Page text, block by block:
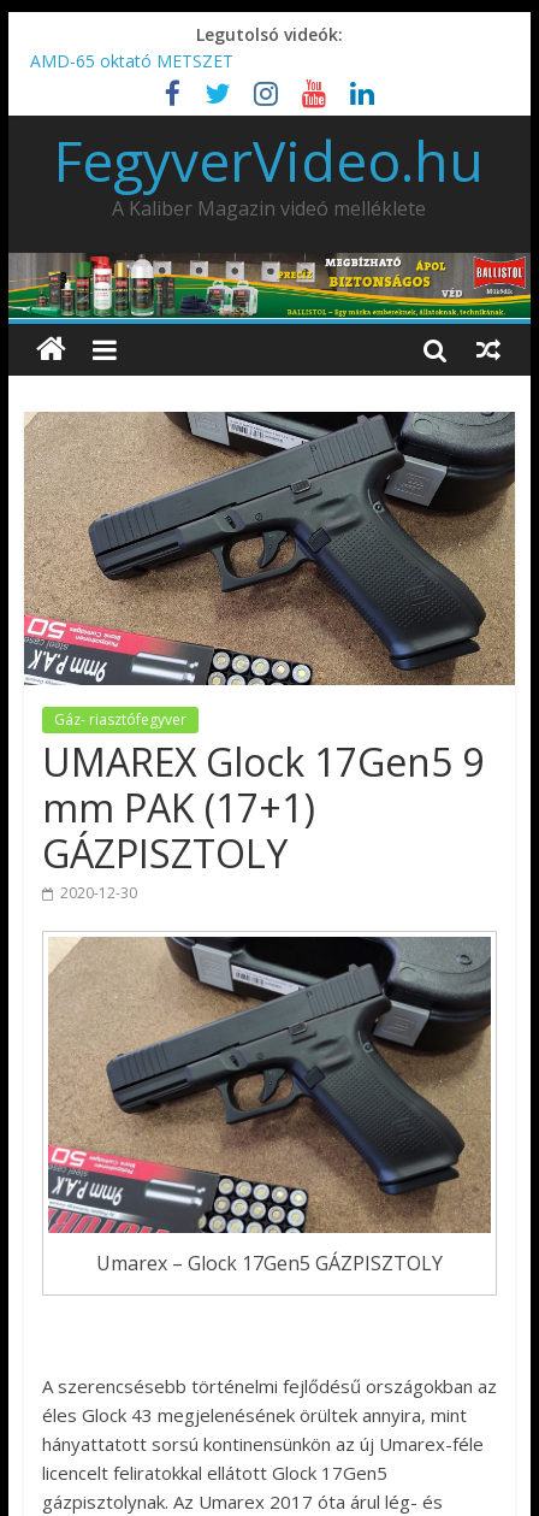
Legutolsó videók:
AMD-65 oktató METSZET
Umarex TPX50 .50 paintball/pepperball/traumatikus marker
IDÉN IS INDUL: Fegyvertervező- és gyártó szakmérnöki,
illetve szakspecialista képzés!!!
IWA2026 – Puskák 1. rész
Ardesa Patriot “FAPADOS” .45 elöltöltő perkussziós pisztoly
FegyverVideo.hu
A Kaliber Magazin videó melléklete
Gáz- riasztófegyver
UMAREX Glock 17Gen5 9
mm PAK (17+1)
GÁZPISZTOLY
2020-12-30
Umarex – Glock 17Gen5 GÁZPISZTOLY
A szerencsésebb történelmi fejlődésű országokban az
éles Glock 43 megjelenésének örültek annyira, mint
hányattatott sorsú kontinensünkön az új Umarex-féle
licencelt feliratokkal ellátott Glock 17Gen5
gázpisztolynak. Az Umarex 2017 óta árul lég- és